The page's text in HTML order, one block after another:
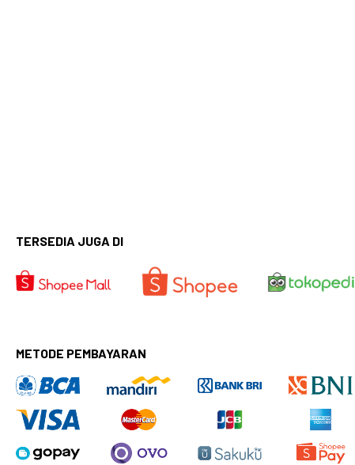
TERSEDIA JUGA DI
METODE PEMBAYARAN